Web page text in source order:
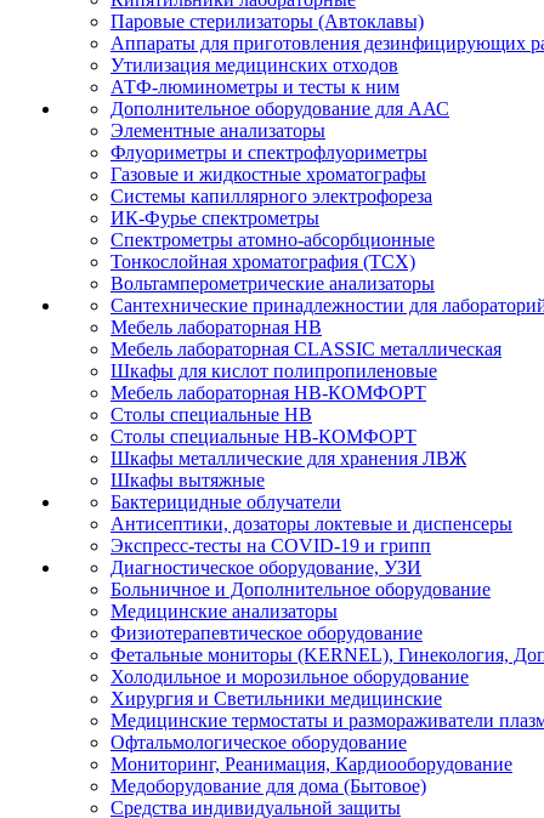
Паровые стерилизаторы (Автоклавы)
Аппараты для приготовления дезинфицирующих
Утилизация медицинских отходов
АТФ-люминометры и тесты к ним
Дополнительное оборудование для ААС
Элементные анализаторы
Флуориметры и спектрофлуориметры
Газовые и жидкостные хроматографы
Системы капиллярного электрофореза
ИК-Фурье спектрометры
Спектрометры атомно-абсорбционные
Тонкослойная хроматография (ТСХ)
Вольтамперометрические анализаторы
Сантехнические принадлежностии для
Мебель лабораторная НВ
Мебель лабораторная CLASSIC металлическая
Шкафы для кислот полипропиленовые
Мебель лабораторная НВ-КОМФОРТ
Столы специальные НВ
Столы специальные НВ-КОМФОРТ
Шкафы металлические для хранения ЛВЖ
Шкафы вытяжные
Бактерицидные облучатели
Антисептики, дозаторы локтевые и диспенсеры
Экспресс-тесты на COVID-19 и грипп
Диагностическое оборудование, УЗИ
Больничное и Дополнительное оборудование
Медицинские анализаторы
Физиотерапевтическое оборудование
Фетальные мониторы (KERNEL), Гинекология,
Холодильное и морозильное оборудование
Хирургия и Светильники медицинские
Медицинские термостаты и размораживатели
Офтальмологическое оборудование
Мониторинг, Реанимация, Кардиооборудование
Медоборудование для дома (Бытовое)
Средства индивидуальной защиты